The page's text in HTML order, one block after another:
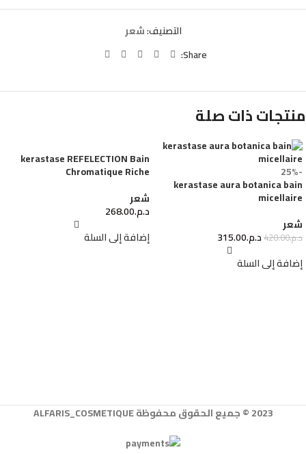
التصنيف:شعر
Share:
منتجات ذات صلة
-25%
kerastase aura botanica bain
micellaire
شعر
د.م.420.00د.م.315.00
إضافة إلى السلة
kerastase REFELECTION Bain
Chromatique Riche
شعر
د.م.268.00
إضافة إلى السلة
2023 © جميع الحقوق محفوظة ALFARIS_COSMETIQUE